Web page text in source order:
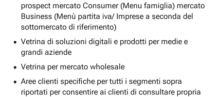
prospect mercato Consumer (Menu famiglia) mercato
Business (Menù partita iva/ Imprese a seconda del
sottomercato di riferimento)
Vetrina di soluzioni digitali e prodotti per medie e
grandi aziende
Vetrina per mercato wholesale
Aree clienti specifiche per tutti i segmenti sopra
riportati per consentire ai clienti di consultare propria